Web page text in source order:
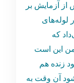
آزمایش بر
لوله‌های
که
این است
زنده هم
آن وقت به